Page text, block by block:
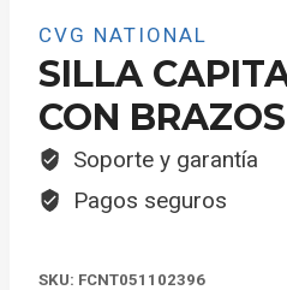
CVG NATIONAL
SILLA
CON
Soporte y garantía
Pagos seguros
SKU: FCNT051102396